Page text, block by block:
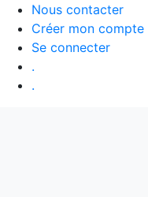
Nous contacter
Créer mon compte
Se connecter
.
.